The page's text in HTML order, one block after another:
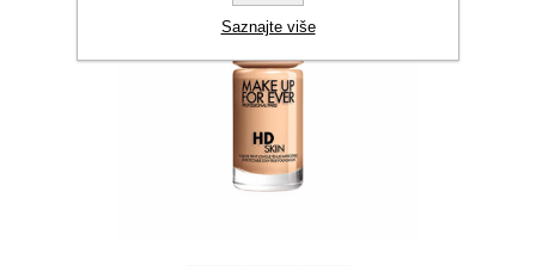
Saznajte više